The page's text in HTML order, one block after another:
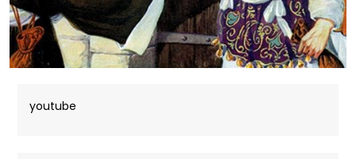
youtube